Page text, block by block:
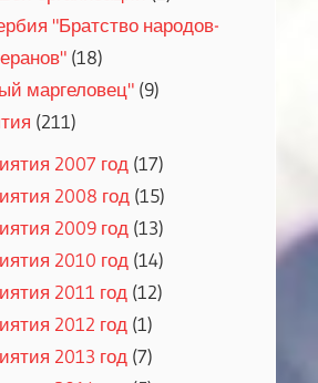
"Братство народов-
(18)
маргеловец"(9)
(211)
2007 год (17)
2008 год (15)
2009 год (13)
2010 год (14)
2011 год (12)
2012 год (1)
2013 год (7)